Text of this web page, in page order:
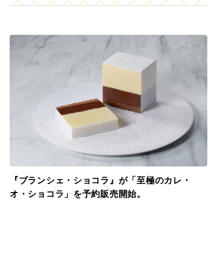
『ブランシェ・ショコラ』が「至極のカレ・
オ・ショコラ」を予約販売開始。